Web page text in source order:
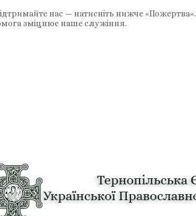
нас — натисніть нижче «Пожертва».
зміцнює наше служіння.